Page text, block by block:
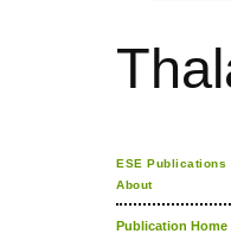
ESE Publications
About
Publication Home